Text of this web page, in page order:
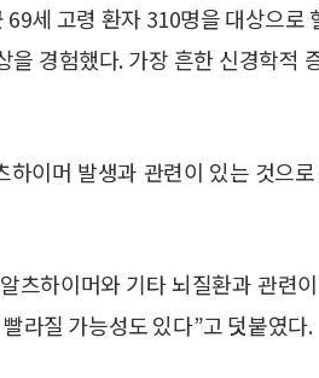
세 고령 환자 310명을 대상으로
경험했다. 가장 흔한 신경학적
이머 발생과 관련이 있는 것으
츠하이머와 기타 뇌질환과 관련
라질 가능성도 있다”고 덧붙였다.